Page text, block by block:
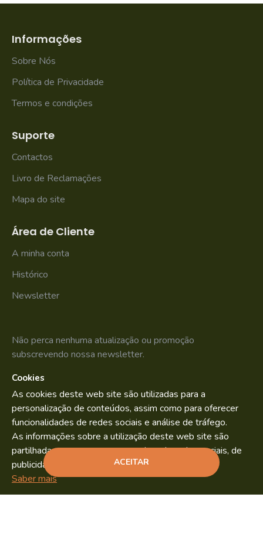
ADICIONAR
Informações
Sobre Nós
Política de Privacidade
Termos e condições
Suporte
Contactos
Livro de Reclamações
Mapa do site
Área de Cliente
A minha conta
Histórico
Newsletter
Não perca nenhuma atualização ou promoção
subscrevendo nossa newsletter.
Li e aceito osPolítica de Privacidade
Copyright © 2022. ByBild.pt
ACEITAR
Cookies
As cookies deste web site são utilizadas para a
personalização de conteúdos, assim como para oferecer
funcionalidades de redes sociais e análise de tráfego.
As informações sobre a utilização deste web site são
partilhadas com os nossos parceiros de redes sociais, de
publicidade e análise.
Saber mais